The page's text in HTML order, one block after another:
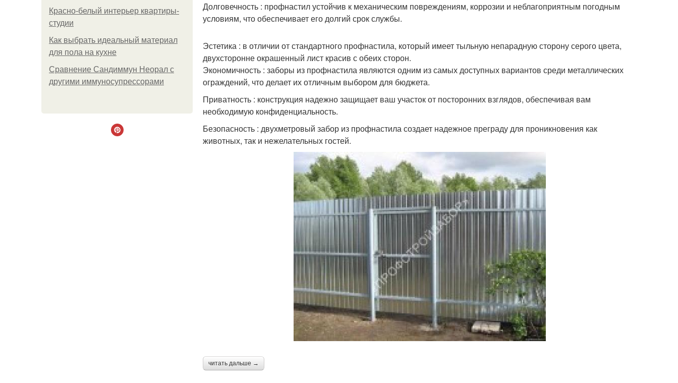
Красно-белый интерьер квартиры-
студии
Как выбрать идеальный материал
для пола на кухне
Сравнение Сандиммун Неорал с
другими иммуносупрессорами
Долговечность : профнастил устойчив к механическим повреждениям, коррозии и неблагоприятным погодным
условиям, что обеспечивает его долгий срок службы.
Эстетика : в отличии от стандартного профнастила, который имеет тыльную непарадную сторону серого цвета,
двухсторонне окрашенный лист красив с обеих сторон.
Экономичность : заборы из профнастила являются одним из самых доступных вариантов среди металлических
ограждений, что делает их отличным выбором для бюджета.
Приватность : конструкция надежно защищает ваш участок от посторонних взглядов, обеспечивая вам
необходимую конфиденциальность.
Безопасность : двухметровый забор из профнастила создает надежное преграду для проникновения как
животных, так и нежелательных гостей.
читать дальше →